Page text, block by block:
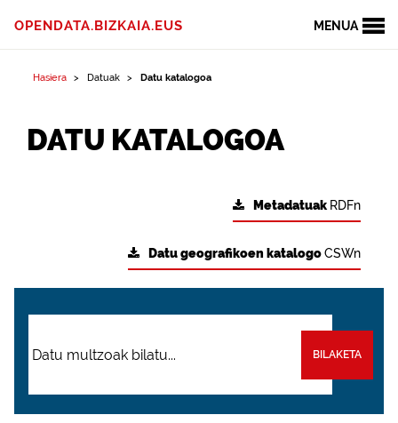
MENUA
OPENDATA.BIZKAIA.EUS
Hasiera Datuak Datu katalogoa
DATU KATALOGOA
Metadatuak RDFn
Datu geografikoen katalogoCSWn
BILAKETA